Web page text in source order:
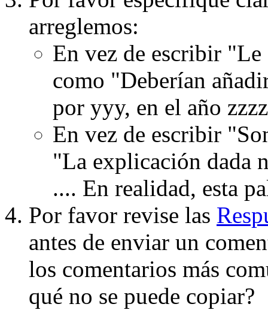
arreglemos:
En vez de escribir
como "Deberían
por yyy, en el año
En vez de escribir
"La explicación dada
.... En realidad, esta
Por favor revise las
antes de enviar un
los comentarios más
qué no se puede copiar?